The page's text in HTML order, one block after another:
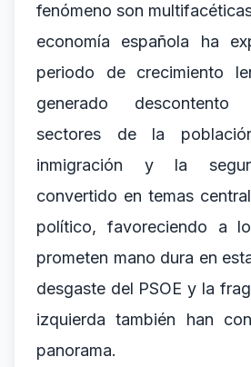
fenómeno son
economía española ha
periodo de crecimiento
generado
sectores de la
inmigración y la
convertido en temas
político, favoreciendo a
prometen mano dura en
desgaste del PSOE y la
izquierda también han
panorama.